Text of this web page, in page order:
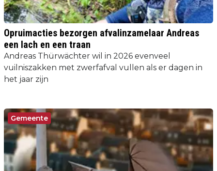
Opruimacties bezorgen afvalinzamelaar Andreas
een lach en een traan
Andreas Thürwächter wil in 2026 evenveel
vuilniszakken met zwerfafval vullen als er dagen in
het jaar zijn
Gemeente